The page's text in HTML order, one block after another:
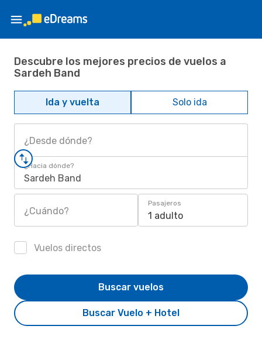
Descubre los mejores precios de vuelos a
Sardeh Band
Ida y vuelta Solo ida
¿Desde dónde?
¿Hacia dónde?
Sardeh Band
¿Cuándo?
Pasajeros
1 adulto
Vuelos directos
Buscar Vuelo + Hotel
Buscar vuelos